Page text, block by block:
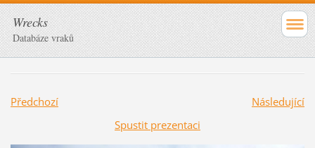
Wrecks
Databáze vraků
Předchozí
Následující
Spustit prezentaci